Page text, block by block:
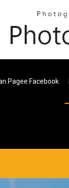
Pagee Facebook